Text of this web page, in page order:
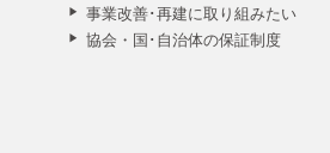
事業改善･再建に取り組みたい
協会・国･自治体の保証制度